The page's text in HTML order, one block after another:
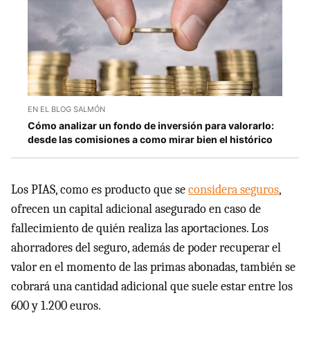
EN EL BLOG SALMÓN
Cómo analizar un fondo de inversión para valorarlo:
desde las comisiones a como mirar bien el histórico
Los PIAS, como es producto que seconsidera seguros,
ofrecen un capital adicional asegurado en caso de
fallecimiento de quién realiza las aportaciones. Los
ahorradores del seguro, además de poder recuperar el
valor en el momento de las primas abonadas, también se
cobrará una cantidad adicional que suele estar entre los
600 y 1.200 euros.